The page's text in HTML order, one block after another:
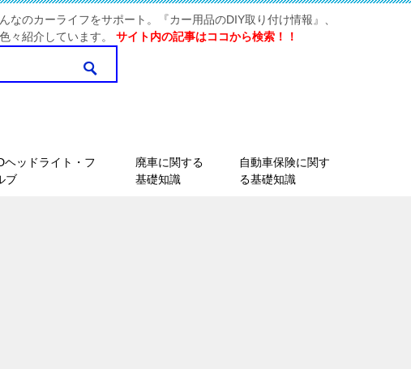
なのカーライフをサポート。『カー用品のDIY取り付け情報』、
々紹介しています。 サイト内の記事はココから検索！！
ヘッドライト・フ
ブ
廃車に関する
基礎知識
自動車保険に関す
る基礎知識